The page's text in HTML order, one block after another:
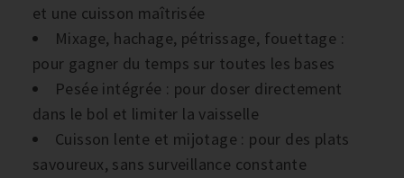
et une cuisson maîtrisée
Mixage, hachage, pétrissage, fouettage :
pour gagner du temps sur toutes les bases
Pesée intégrée : pour doser directement
dans le bol et limiter la vaisselle
Cuisson lente et mijotage : pour des plats
savoureux, sans surveillance constante